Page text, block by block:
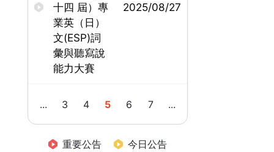
十四 屆）專
業英（日）
文(ESP)詞
彙與聽寫說
能力大賽
2025/08/27
... 3 4 5 6 7 ...
重要公告 今日公告